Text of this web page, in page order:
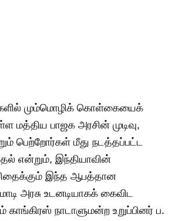
மும்மொழிக் கொள்கையைக்
மத்திய பாஜக அரசின் முடிவு,
பெற்றோர்கள் மீது நடத்தப்பட்ட
என்றும், இந்தியாவின்
இந்த ஆபத்தான
அரசு உடனடியாகக் கைவிட
நாடாளுமன்ற உறுப்பினர் ப.